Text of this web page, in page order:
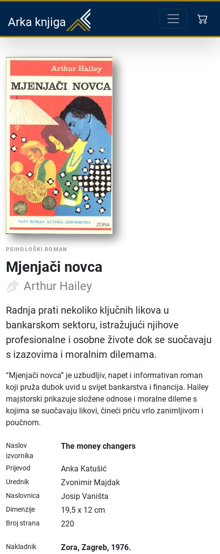
Arka knjiga
PSIHOLOŠKI ROMAN
Mjenjači novca
Arthur Hailey
Radnja prati nekoliko ključnih likova u
bankarskom sektoru, istražujući njihove
profesionalne i osobne živote dok se suočavaju
s izazovima i moralnim dilemama.
“Mjenjači novca” je uzbudljiv, napet i informativan roman
koji pruža dubok uvid u svijet bankarstva i financija. Hailey
majstorski prikazuje složene odnose i moralne dileme s
kojima se suočavaju likovi, čineći priču vrlo zanimljivom i
poučnom.
Naslov
izvornika
The money changers
Prijevod Anka Katušić
Urednik Zvonimir Majdak
Naslovnica Josip Vaništa
Dimenzije 19,5 x 12 cm
Broj strana 220
Nakladnik Zora, Zagreb, 1976.